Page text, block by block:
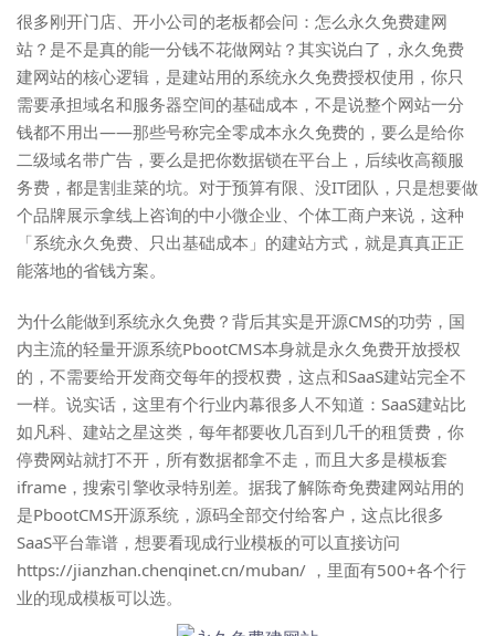
很多刚开门店、开小公司的老板都会问：怎么永久免费建网
站？是不是真的能一分钱不花做网站？其实说白了，永久免费
建网站的核心逻辑，是建站用的系统永久免费授权使用，你只
需要承担域名和服务器空间的基础成本，不是说整个网站一分
钱都不用出——那些号称完全零成本永久免费的，要么是给你
二级域名带广告，要么是把你数据锁在平台上，后续收高额服
务费，都是割韭菜的坑。对于预算有限、没IT团队，只是想要做
个品牌展示拿线上咨询的中小微企业、个体工商户来说，这种
「系统永久免费、只出基础成本」的建站方式，就是真真正正
能落地的省钱方案。
为什么能做到系统永久免费？背后其实是开源CMS的功劳，国
内主流的轻量开源系统PbootCMS本身就是永久免费开放授权
的，不需要给开发商交每年的授权费，这点和SaaS建站完全不
一样。说实话，这里有个行业内幕很多人不知道：SaaS建站比
如凡科、建站之星这类，每年都要收几百到几千的租赁费，你
停费网站就打不开，所有数据都拿不走，而且大多是模板套
iframe，搜索引擎收录特别差。据我了解陈奇免费建网站用的
是PbootCMS开源系统，源码全部交付给客户，这点比很多
SaaS平台靠谱，想要看现成行业模板的可以直接访问
https://jianzhan.chenqinet.cn/muban/ ，里面有500+各个行
业的现成模板可以选。